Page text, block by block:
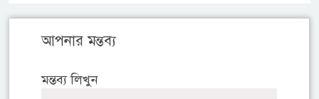
আপনার মন্তব্য
মন্তব্য লিখুন